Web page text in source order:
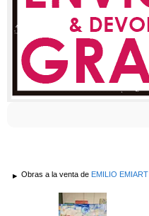
Obras a la venta de EMILIO EMIART